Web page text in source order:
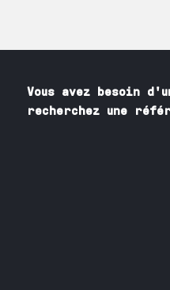
Vous avez besoin
recherchez une